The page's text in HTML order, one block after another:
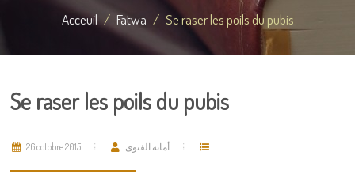
Acceuil Fatwa Se raser les poils du pubis
Se raser les poils du pubis
26 octobre 2015 أمانة الفتوى